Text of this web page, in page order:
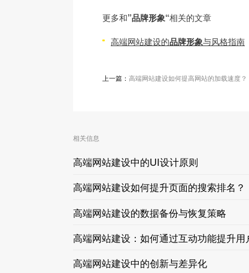
更多和”品牌形象“相关的文章
高端网站建设的品牌形象与风格指南
上一篇： 高端网站建设如何提高网站的加载速度？
相关信息
高端网站建设中的UI设计原则
高端网站建设如何提升页面的搜索排名？
高端网站建设的数据备份与恢复策略
高端网站建设：如何通过互动功能提升用
高端网站建设中的创新与差异化